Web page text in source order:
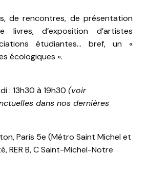
de rencontres, de présentation
livres, d’exposition d’artistes
étudiantes… bref, un «
écologiques ».
: 13h30 à 19h30 (voir
dans nos dernières
Paris 5e (Métro Saint Michel et
RER B, C Saint-Michel-Notre